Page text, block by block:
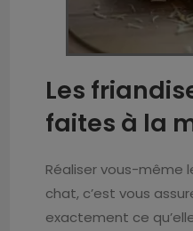
Les
faites à la
Réaliser vous-même
chat, c’est vous
exactement ce